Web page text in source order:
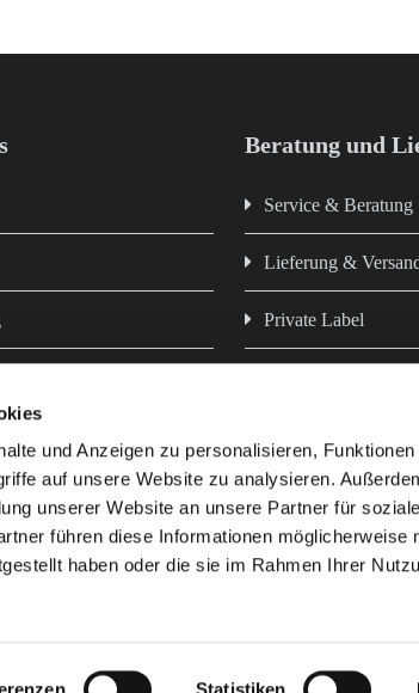
und Anzeigen zu personalisieren,
auf unsere Website zu analysieren.
unserer Website an unsere Partner für
führen diese Informationen möglicherweise
haben oder die sie im Rahmen Ihrer
Statistiken
Beratung und
Service & Beratung
Lieferung &
Private Label